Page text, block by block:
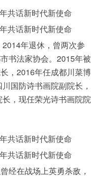
年退休，曾两次参
书法家协会。2015年被
，2016年任成都川菜博
国防诗书画院副院长，
，现任荣光诗书画院院
在战场上英勇杀敌，